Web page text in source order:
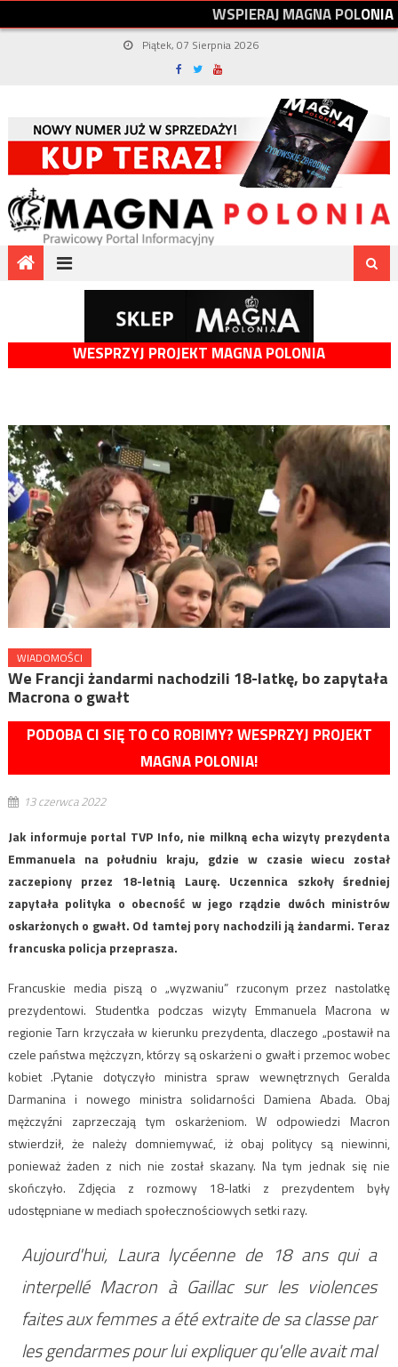
WSPIERAJMAGNAPOLONIA
Piątek, 07 Sierpnia 2026
WESPRZYJ PROJEKT MAGNA POLONIA
WIADOMOŚCI
We Francji żandarmi nachodzili 18-latkę, bo zapytała
Macrona o gwałt
PODOBA CI SIĘ TO CO ROBIMY? WESPRZYJ PROJEKT
MAGNA POLONIA!
13 czerwca 2022
Jak informuje portal TVP Info, nie milkną echa wizyty prezydenta
Emmanuela na południu kraju, gdzie w czasie wiecu został
zaczepiony przez 18-letnią Laurę. Uczennica szkoły średniej
zapytała polityka o obecność w jego rządzie dwóch ministrów
oskarżonych o gwałt. Od tamtej pory nachodzili ją żandarmi. Teraz
francuska policja przeprasza.
Francuskie media piszą o „wyzwaniu” rzuconym przez nastolatkę
prezydentowi. Studentka podczas wizyty Emmanuela Macrona w
regionie Tarn krzyczała w kierunku prezydenta, dlaczego „postawił na
czele państwa mężczyzn, którzy są oskarżeni o gwałt i przemoc wobec
kobiet .Pytanie dotyczyło ministra spraw wewnętrznych Geralda
Darmanina i nowego ministra solidarności Damiena Abada. Obaj
mężczyźni zaprzeczają tym oskarżeniom. W odpowiedzi Macron
stwierdził, że należy domniemywać, iż obaj politycy są niewinni,
ponieważ żaden z nich nie został skazany. Na tym jednak się nie
skończyło. Zdjęcia z rozmowy 18-latki z prezydentem były
udostępniane w mediach społecznościowych setki razy.
Aujourd'hui, Laura lycéenne de 18 ans qui a
interpellé Macron à Gaillac sur les violences
faites aux femmes a été extraite de sa classe par
les gendarmes pour lui expliquer qu'elle avait mal